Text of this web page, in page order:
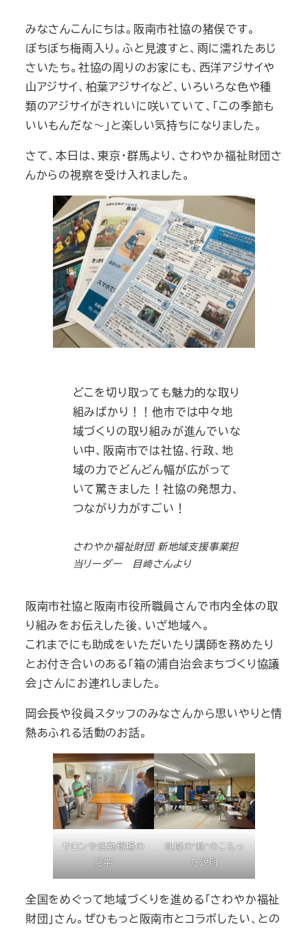
みなさんこんにちは。阪南市社協の猪俣です。
ぼちぼち梅雨入り。ふと見渡すと、雨に濡れたあじ
さいたち。社協の周りのお家にも、西洋アジサイや
山アジサイ、柏葉アジサイなど、いろいろな色や種
類のアジサイがきれいに咲いていて、「この季節も
いいもんだな～」と楽しい気持ちになりました。
さて、本日は、東京・群馬より、さわやか福祉財団さ
んからの視察を受け入れました。
どこを切り取っても魅力的な取り
組みばかり！！他市では中々地
域づくりの取り組みが進んでいな
い中、阪南市では社協、行政、地
域の力でどんどん幅が広がって
いて驚きました！社協の発想力、
つながり力がすごい！
さわやか福祉財団 新地域支援事業担
当リーダー 目﨑さんより
阪南市社協と阪南市役所職員さんで市内全体の取
り組みをお伝えした後、いざ地域へ。
これまでにも助成をいただいたり講師を務めたり
とお付き合いのある「箱の浦自治会まちづくり協議
会」さんにお連れしました。
岡会長や役員スタッフのみなさんから思いやりと情
熱あふれる活動のお話。
サロンや活動現場の
見学
地域の”熱”のこもっ
た説明
全国をめぐって地域づくりを進める「さわやか福祉
財団」さん。ぜひもっと阪南市とコラボしたい、との